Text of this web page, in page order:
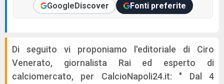
GoogleDiscover Fonti preferite
Di seguito vi proponiamo l'editoriale di Ciro
Venerato, giornalista Rai ed esperto di
calciomercato, per CalcioNapoli24.it: " Dal 4